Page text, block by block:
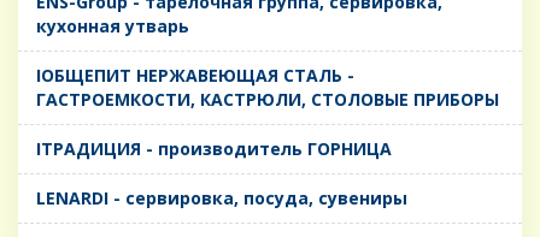
кухонная утварь
IОБЩЕПИТ НЕРЖАВЕЮЩАЯ СТАЛЬ -
ГАСТРОЕМКОСТИ, КАСТРЮЛИ, СТОЛОВЫЕ ПРИБОРЫ
IТРАДИЦИЯ - производитель ГОРНИЦА
LENARDI - сервировка, посуда, сувениры